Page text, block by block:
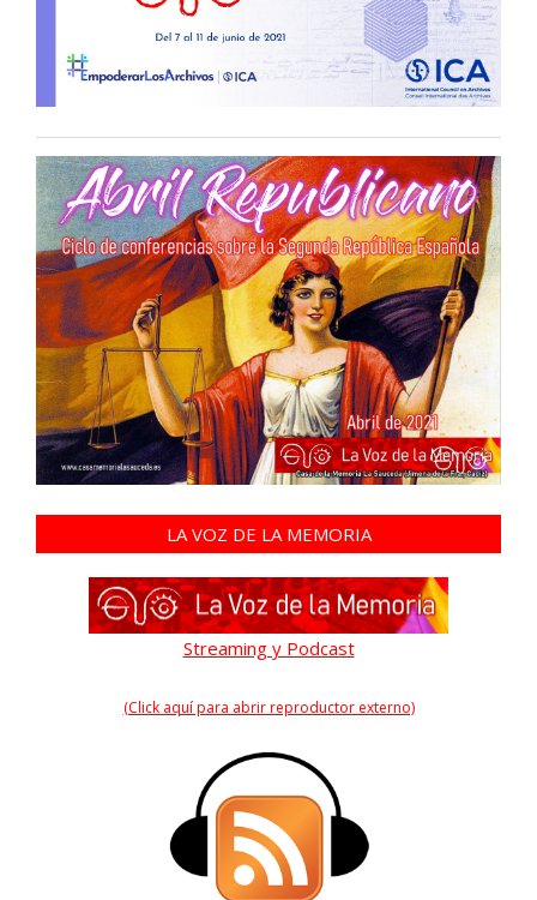
LA VOZ DE LA MEMORIA
Streaming y Podcast
(Click aquí para abrir reproductor externo)